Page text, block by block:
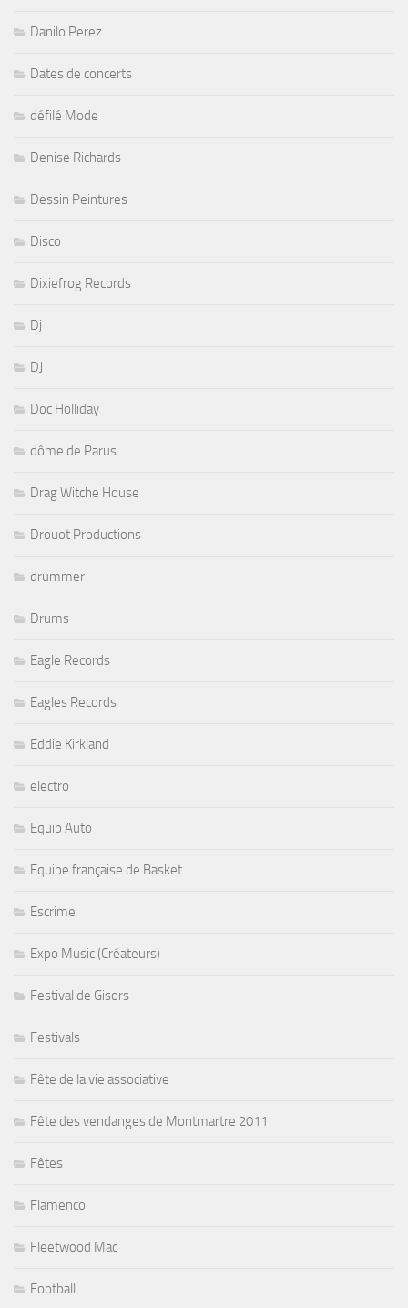
Danilo Perez
Dates de concerts
défilé Mode
Denise Richards
Dessin Peintures
Disco
Dixiefrog Records
Dj
DJ
Doc Holliday
dôme de Parus
Drag Witche House
Drouot Productions
drummer
Drums
Eagle Records
Eagles Records
Eddie Kirkland
electro
Equip Auto
Equipe française de Basket
Escrime
Expo Music (Créateurs)
Festival de Gisors
Festivals
Fête de la vie associative
Fête des vendanges de Montmartre 2011
Fêtes
Flamenco
Fleetwood Mac
Football